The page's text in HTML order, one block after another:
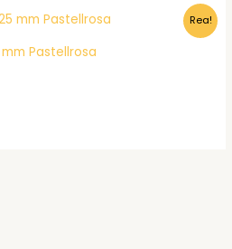
Rea!
Pastellrosa